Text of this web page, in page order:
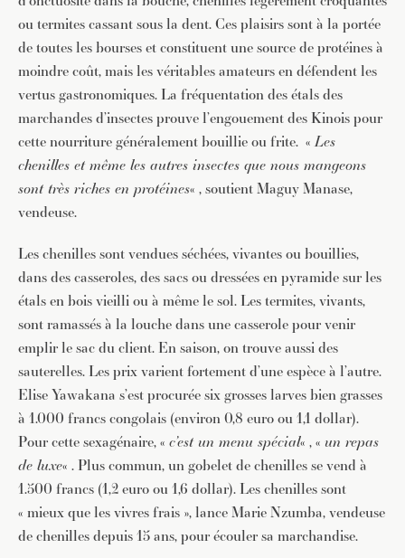
ou termites cassant sous la dent. Ces plaisirs sont à la portée
de toutes les bourses et constituent une source de protéines à
moindre coût, mais les véritables amateurs en défendent les
vertus gastronomiques. La fréquentation des étals des
marchandes d’insectes prouve l’engouement des Kinois pour
cette nourriture généralement bouillie ou frite. «Les
chenilles et même les autres insectes que nous mangeons
sont très riches en protéines« , soutient Maguy Manase,
vendeuse.
Les chenilles sont vendues séchées, vivantes ou bouillies,
dans des casseroles, des sacs ou dressées en pyramide sur les
étals en bois vieilli ou à même le sol. Les termites, vivants,
sont ramassés à la louche dans une casserole pour venir
emplir le sac du client. En saison, on trouve aussi des
sauterelles. Les prix varient fortement d’une espèce à l’autre.
Elise Yawakana s’est procurée six grosses larves bien grasses
à 1.000 francs congolais (environ 0,8 euro ou 1,1 dollar).
Pour cette sexagénaire, « c’est un menu spécial« , « un repas
de luxe« . Plus commun, un gobelet de chenilles se vend à
1.500 francs (1,2 euro ou 1,6 dollar). Les chenilles sont
« mieux que les vivres frais », lance Marie Nzumba, vendeuse
de chenilles depuis 15 ans, pour écouler sa marchandise.